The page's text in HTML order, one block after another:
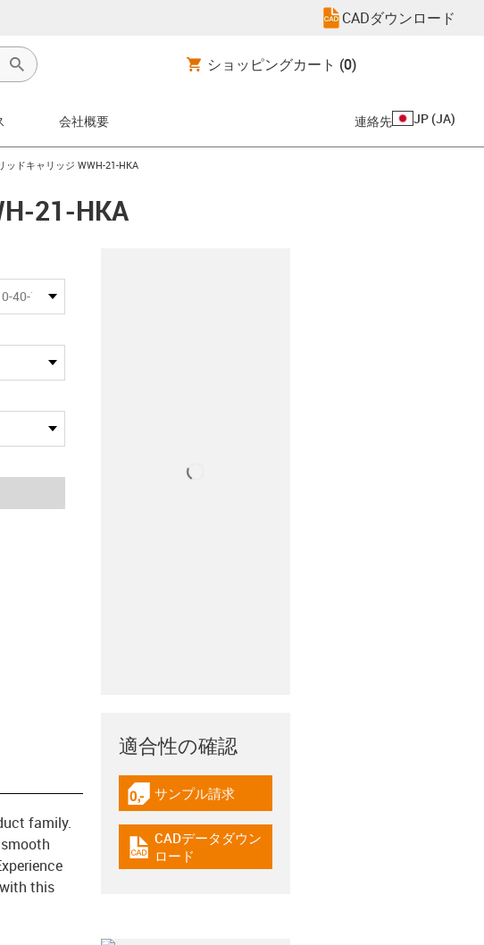
CADダウンロード
ショッピングカート (0)
会社概要 連絡先 JP (JA)
ッドキャリッジ WWH-21-HKA
21-HKA
40-10-HKA
family.
this
適合性の確認
igus-icon-gratismuster
サンプル請求
igus-icon-cad-dateien
CADデータダウン
ロード